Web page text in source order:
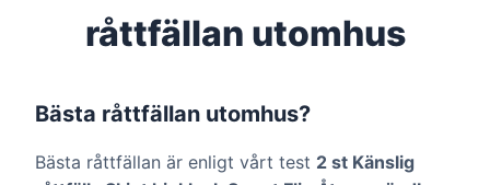
råttfällan utomhus
Bästa råttfällan utomhus?
Bästa råttfällan är enligt vårt test 2 st Känslig